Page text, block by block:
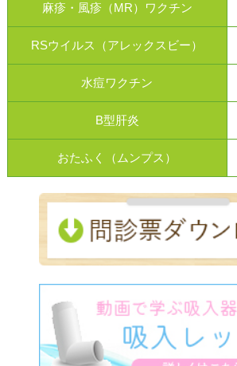
麻疹・風疹（MR）ワクチン
RSウイルス（アレックスビー）
水痘ワクチン
B型肝炎
おたふく（ムンプス）